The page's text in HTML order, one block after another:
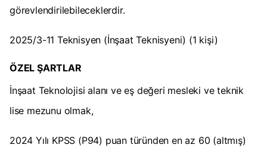
görevlendirilebileceklerdir.
2025/3-11 Teknisyen (İnşaat Teknisyeni) (1 kişi)
ÖZEL ŞARTLAR
İnşaat Teknolojisi alanı ve eş değeri mesleki ve teknik
lise mezunu olmak,
2024 Yılı KPSS (P94) puan türünden en az 60 (altmış)